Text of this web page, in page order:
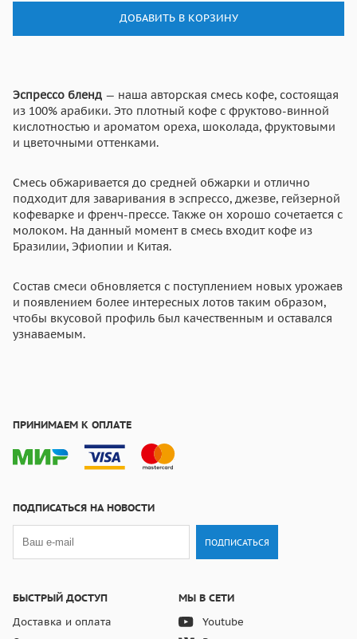
ДОБАВИТЬ В КОРЗИНУ
Эспрессо бленд — наша авторская смесь кофе, состоящая
из 100% арабики. Это плотный кофе с фруктово-винной
кислотностью и ароматом ореха, шоколада, фруктовыми
и цветочными оттенками.
Смесь обжаривается до средней обжарки и отлично
подходит для заваривания в эспрессо, джезве, гейзерной
кофеварке и френч-прессе. Также он хорошо сочетается с
молоком. На данный момент в смесь входит кофе из
Бразилии, Эфиопии и Китая.
Состав смеси обновляется с поступлением новых урожаев
и появлением более интересных лотов таким образом,
чтобы вкусовой профиль был качественным и оставался
узнаваемым.
БЫСТРЫЙ ДОСТУП
Доставка и оплата
МЫ В СЕТИ
Youtube
ПРИНИМАЕМ К ОПЛАТЕ
ПОДПИСАТЬСЯ НА НОВОСТИ
ПОДПИСАТЬСЯ